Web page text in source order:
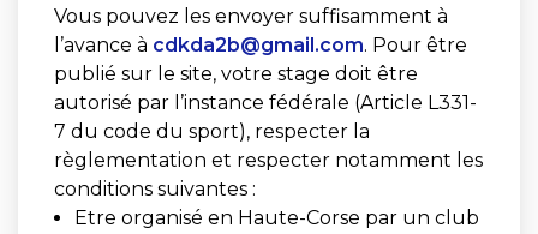
Vous pouvez les envoyer suffisamment à
l’avance à cdkda2b@gmail.com. Pour être
publié sur le site, votre stage doit être
autorisé par l’instance fédérale (Article L331-
7 du code du sport), respecter la
règlementation et respecter notamment les
conditions suivantes :
Etre organisé en Haute-Corse par un club